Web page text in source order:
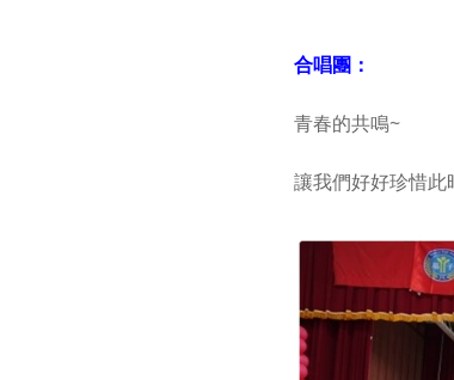
合唱團：
青春的共鳴~
讓我們好好珍惜